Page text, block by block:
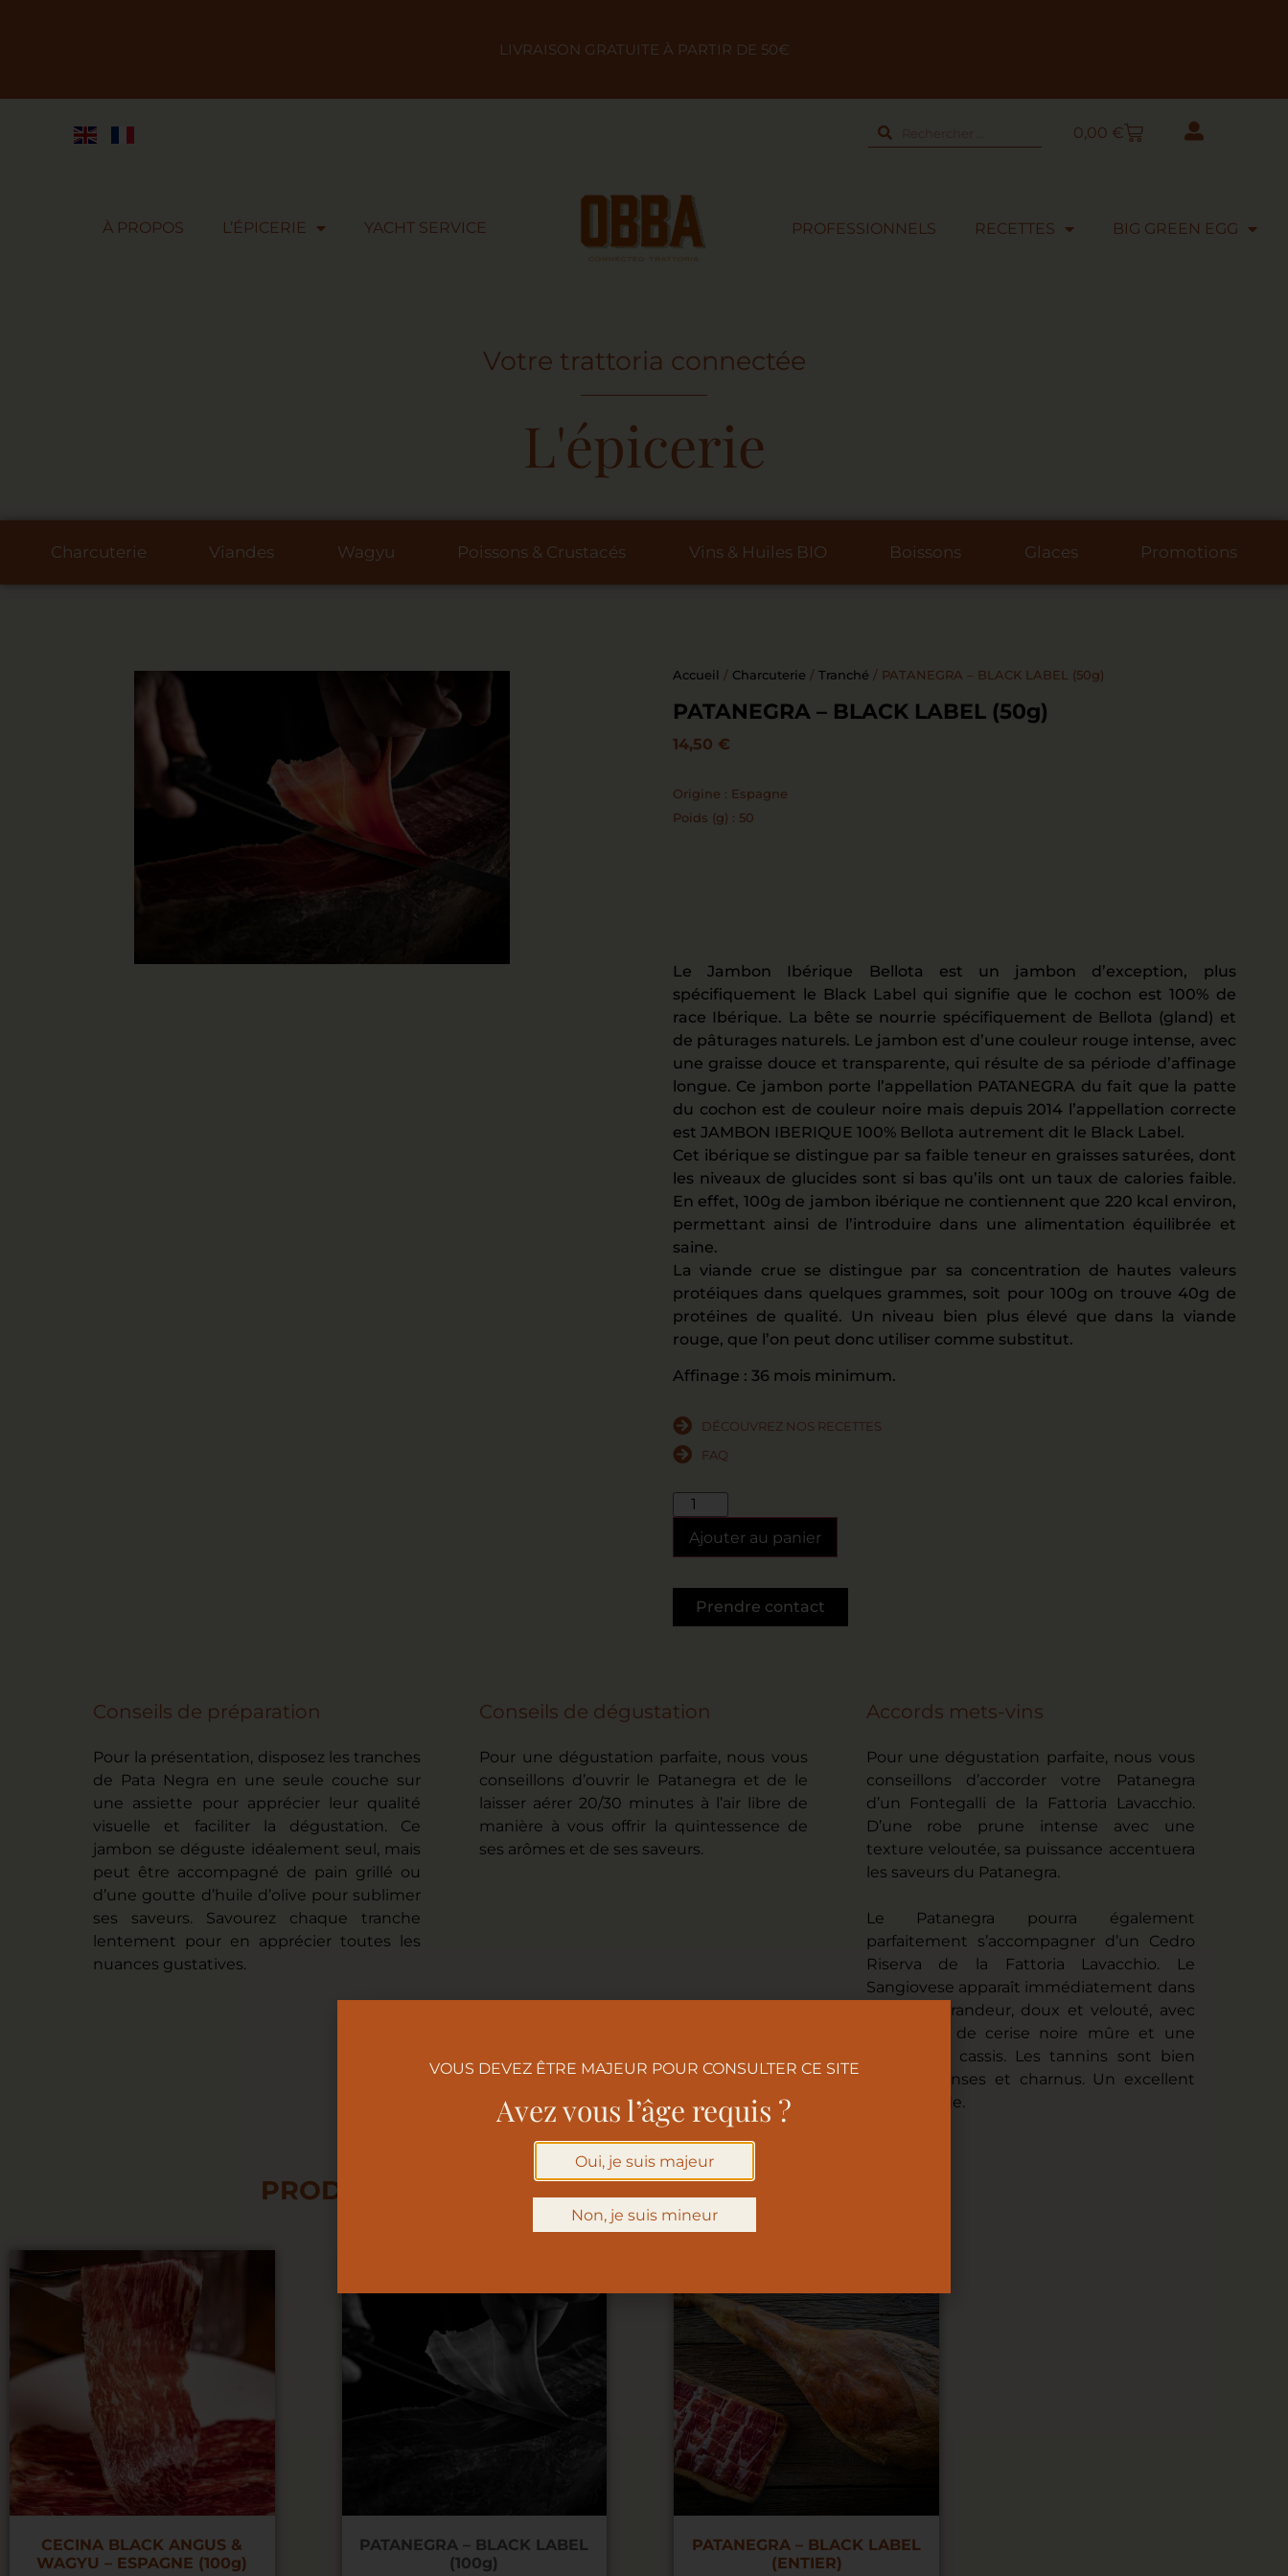
LIVRAISON GRATUITE À PARTIR DE 50€
0,00 €
À PROPOS L’ÉPICERIE YACHT SERVICE PROFESSIONNELS RECETTES BIG GREEN EGG
Votre trattoria connectée
L'épicerie
Charcuterie Viandes Wagyu Poissons & Crustacés Vins & Huiles BIO Boissons Glaces Promotions
Accueil / Charcuterie / Tranché / PATANEGRA – BLACK LABEL (50g)
PATANEGRA – BLACK LABEL (50g)
14,50 €
Origine : Espagne
Poids (g) : 50
Le Jambon Ibérique Bellota est un jambon d’exception, plus
spécifiquement le Black Label qui signifie que le cochon est 100% de
race Ibérique. La bête se nourrie spécifiquement de Bellota (gland) et
de pâturages naturels. Le jambon est d’une couleur rouge intense, avec
une graisse douce et transparente, qui résulte de sa période d’affinage
longue. Ce jambon porte l’appellation PATANEGRA du fait que la patte
du cochon est de couleur noire mais depuis 2014 l’appellation correcte
est JAMBON IBERIQUE 100% Bellota autrement dit le Black Label.
Cet ibérique se distingue par sa faible teneur en graisses saturées, dont
les niveaux de glucides sont si bas qu’ils ont un taux de calories faible.
En effet, 100g de jambon ibérique ne contiennent que 220 kcal environ,
permettant ainsi de l’introduire dans une alimentation équilibrée et
saine.
La viande crue se distingue par sa concentration de hautes valeurs
protéiques dans quelques grammes, soit pour 100g on trouve 40g de
protéines de qualité. Un niveau bien plus élevé que dans la viande
rouge, que l’on peut donc utiliser comme substitut.
Affinage : 36 mois minimum.
DÉCOUVREZ NOS RECETTES
FAQ
Ajouter au panier
Prendre contact
Conseils de préparation
Pour la présentation, disposez les tranches
de Pata Negra en une seule couche sur
une assiette pour apprécier leur qualité
visuelle et faciliter la dégustation. Ce
jambon se déguste idéalement seul, mais
peut être accompagné de pain grillé ou
d’une goutte d’huile d’olive pour sublimer
ses saveurs. Savourez chaque tranche
lentement pour en apprécier toutes les
nuances gustatives.
Conseils de dégustation
Pour une dégustation parfaite, nous vous
conseillons d’ouvrir le Patanegra et de le
laisser aérer 20/30 minutes à l’air libre de
manière à vous offrir la quintessence de
ses arômes et de ses saveurs.
Accords mets-vins
Pour une dégustation parfaite, nous vous
conseillons d’accorder votre Patanegra
d’un Fontegalli de la Fattoria Lavacchio.
D’une robe prune intense avec une
texture veloutée, sa puissance accentuera
les saveurs du Patanegra.
Le Patanegra pourra également
parfaitement s’accompagner d’un Cedro
Riserva de la Fattoria Lavacchio. Le
Sangiovese apparaît immédiatement dans
toute sa grandeur, doux et velouté, avec
des notes de cerise noire mûre et une
touche de cassis. Les tannins sont bien
fondus, denses et charnus. Un excellent
vin de garde.
PRODUITS COMPLÉMENTAIRES
CECINA BLACK ANGUS &
WAGYU – ESPAGNE (100g)
PATANEGRA – BLACK LABEL
(100g)
PATANEGRA – BLACK LABEL
(ENTIER)
VOUS DEVEZ ÊTRE MAJEUR POUR CONSULTER CE SITE
Avez vous l’âge requis ?
Oui, je suis majeur
Non, je suis mineur